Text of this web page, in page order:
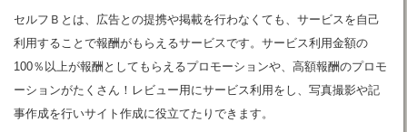
セルフＢとは、広告との提携や掲載を行わなくても、サービスを自己
利用することで報酬がもらえるサービスです。サービス利用金額の
100％以上が報酬としてもらえるプロモーションや、高額報酬のプロモ
ーションがたくさん！レビュー用にサービス利用をし、写真撮影や記
事作成を行いサイト作成に役立てたりできます。